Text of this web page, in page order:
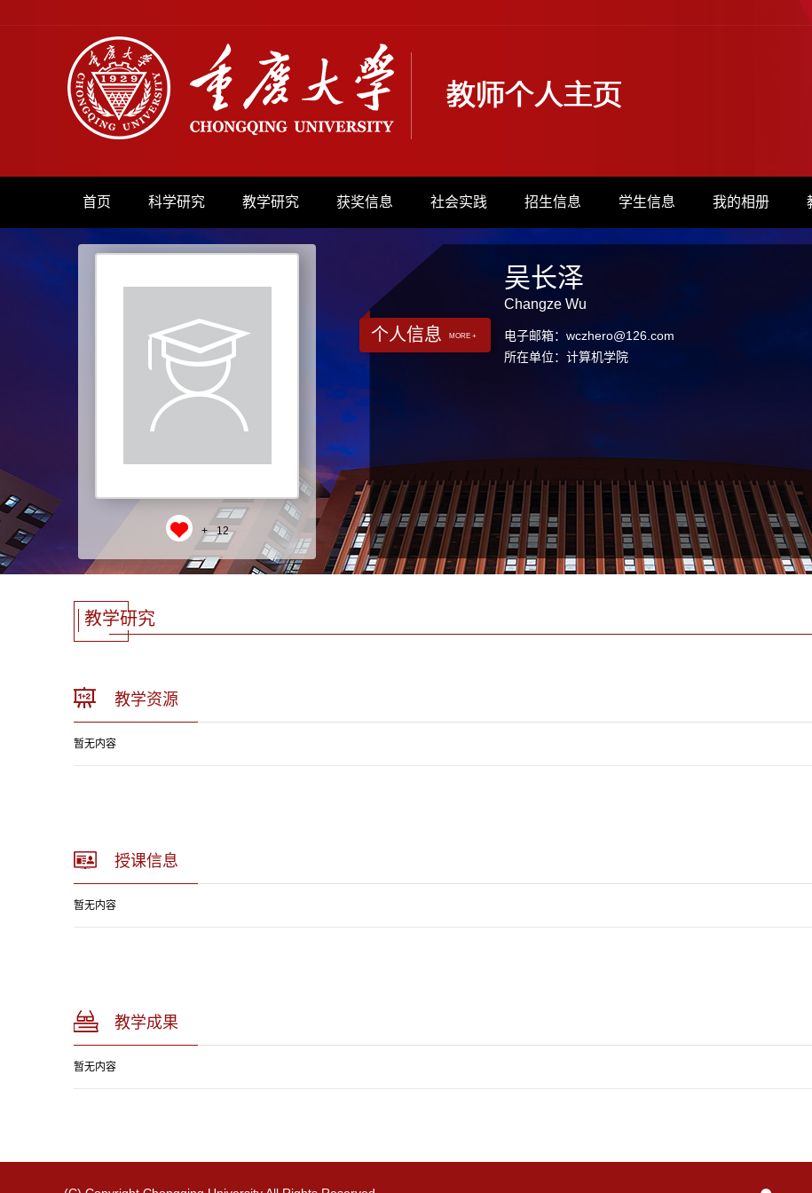
首页 科学研究 教学研究 获奖信息 社会实践 招生信息 学生信息 我的相册
+ 12
个人信息 MORE +
吴长泽
Changze Wu
电子邮箱： wczhero@126.com
所在单位：计算机学院
教学研究
教学资源
暂无内容
授课信息
暂无内容
教学成果
暂无内容